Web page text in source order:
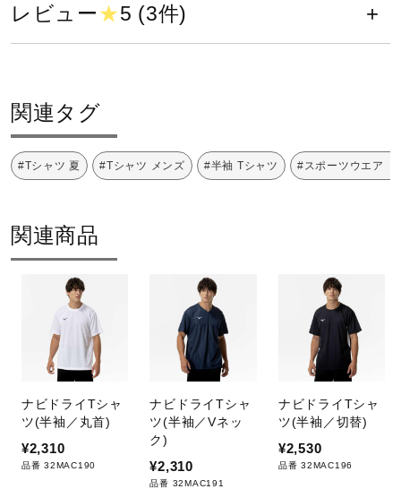
直営店一覧
04：ライトグレー杢×ライトグレー
原産国
中国製
工程：Water Preservation dyeという技法を採用すること
によって、通常の染色方法よりも50％以上の水の節約に配
慮した素材を使用しています。
発売シーズン
2025年春夏
レビュー★5 (3件)
関連タグ
#Tシャツ 夏 #Tシャツ メンズ #半袖 Tシャツ #スポーツウエア
関連商品
ナビドライTシャ
ツ(半袖／丸首)
¥2,310
品番 32MAC190
ナビドライTシャ
ツ(半袖／Vネッ
ク)
¥2,310
品番 32MAC191
ナビドライTシャ
ツ(半袖／切替)
¥2,530
品番 32MAC196